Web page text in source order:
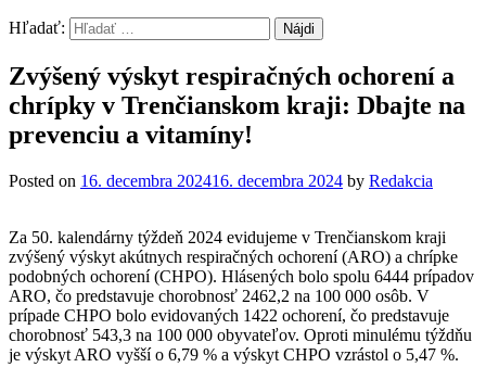
Hľadať:
Zvýšený výskyt respiračných ochorení a
chrípky v Trenčianskom kraji: Dbajte na
prevenciu a vitamíny!
Posted on 16. decembra 202416. decembra 2024 by Redakcia
Za 50. kalendárny týždeň 2024 evidujeme v Trenčianskom kraji
zvýšený výskyt akútnych respiračných ochorení (ARO) a chrípke
podobných ochorení (CHPO). Hlásených bolo spolu 6444 prípadov
ARO, čo predstavuje chorobnosť 2462,2 na 100 000 osôb. V
prípade CHPO bolo evidovaných 1422 ochorení, čo predstavuje
chorobnosť 543,3 na 100 000 obyvateľov. Oproti minulému týždňu
je výskyt ARO vyšší o 6,79 % a výskyt CHPO vzrástol o 5,47 %.